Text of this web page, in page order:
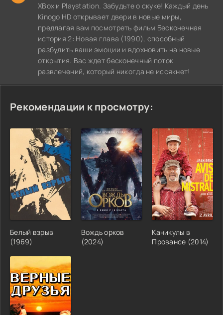
XBox и Playstation. Забудьте о скуке! Каждый день
Kinogo HD открывает двери в новые миры,
предлагая вам посмотреть фильм Бесконечная
история 2: Новая глава (1990), способный
разбудить ваши эмоции и вдохновить на новые
открытия. Вас ждет бесконечный поток
развлечений, который никогда не иссякнет!
Рекомендации к просмотру:
Белый взрыв
(1969)
Вождь орков
(2024)
Каникулы в
Провансе (2014)